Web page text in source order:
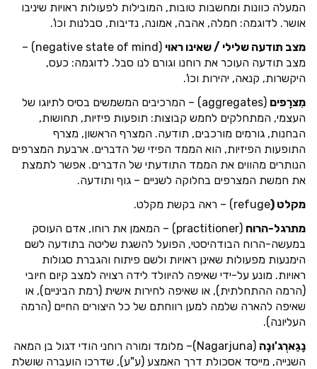
המעלה כוונות ומחשבות טובות, המובילות לפעולות ראויות שיניבו
אושר. לדוגמה: חמלה, אהבה, אמונה, נדיבות, סבלנות וכו'.
מצב תודעה שלילי / שאינו ראוי
(negative state of mind) –
מצב תודעה העוכר את רוחנו וגורם לנו סבל. לדוגמה: כעס,
היקשרות, קנאה, יהירות וכו'.
מִצרָפים
(aggregates) – המרכיבים המשמשים בסיס לתיוגו של
העצמי, המתחלקים לחמש קבוצות: תופעות פיזיות, תחושות,
הבחנות, גורמים מורכבים, תודעה. המצרף הראשון, מצרף
התופעות הפיזיות, הוא הממד הפיזי של הדברים. ארבעת המצרפים
הנותרים מהווים את הממד התודעתי של הדברים. אפשר לתמצת
את חמשת המצרפים בחלוקה לשניים – גוף ותודעה.
מקלט (refuge) – ראה בקשת מקלט.
מתרגל-הרוח
(practitioner) – המאמן את רוחו, אדם העוסק
במעשה-הרוח הבודהיסטי, הפועל להשגת שליטה בתודעה לשם
הימנעות מפעולות שאינן ראויות ולשם פיתוח והגברת סגולות
ראויות. מונע על-ידי שאיפה להיוולד לידה רצויה למצב קיום חיובי
(הרמה ההתחלתית), או שאיפה לחירות אישית (רמת הביניים), או
שאיפה להארה שלמה למען רווחתם של כל היצורים החיים (הרמה
העליונה).
נָגַארְג'וּנָה
(Nagarjuna)– מלומד ומורה רוחני הודי דגול בן המאה
השנייה, מייסד אסכולת דרך האמצע (ע"ע), שדרכו הועברה שושלת